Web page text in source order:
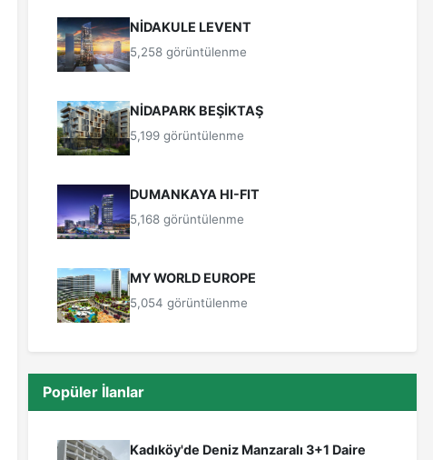
NİDAKULE LEVENT
5,258 görüntülenme
NİDAPARK BEŞİKTAŞ
5,199 görüntülenme
DUMANKAYA HI-FIT
5,168 görüntülenme
MY WORLD EUROPE
5,054 görüntülenme
Popüler İlanlar
Kadıköy'de Deniz Manzaralı 3+1 Daire